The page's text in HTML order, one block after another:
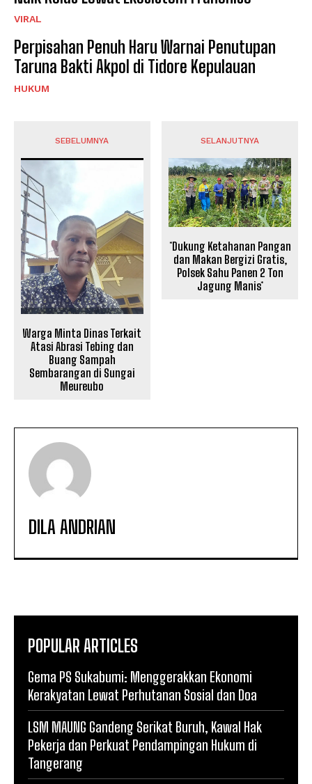
VIRAL
Perpisahan Penuh Haru Warnai Penutupan
Taruna Bakti Akpol di Tidore Kepulauan
HUKUM
SEBELUMNYA
Warga Minta Dinas Terkait
Atasi Abrasi Tebing dan
Buang Sampah
Sembarangan di Sungai
Meureubo
SELANJUTNYA
*Dukung Ketahanan Pangan
dan Makan Bergizi Gratis,
Polsek Sahu Panen 2 Ton
Jagung Manis*
DILA ANDRIAN
POPULAR ARTICLES
Gema PS Sukabumi: Menggerakkan Ekonomi
Kerakyatan Lewat Perhutanan Sosial dan Doa
LSM MAUNG Gandeng Serikat Buruh, Kawal Hak
Pekerja dan Perkuat Pendampingan Hukum di
Tangerang